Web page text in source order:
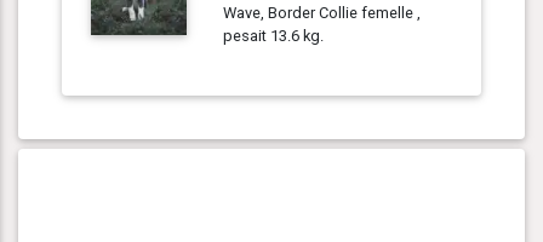
Wave, Border Collie femelle ,
pesait 13.6 kg.